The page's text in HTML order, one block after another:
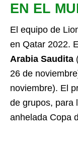
EN EL
El equipo de
en Qatar 2022.
Arabia Saudita
26 de
noviembre). El
de grupos, para
anhelada Copa